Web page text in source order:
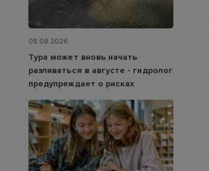
08.08.2026
Тура может вновь начать
разливаться в августе - гидролог
предупреждает о рисках